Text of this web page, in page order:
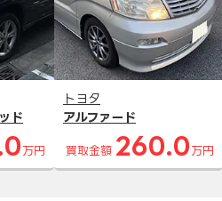
ド
万円
トヨタ
アルファード
買取金額 260.0 万円